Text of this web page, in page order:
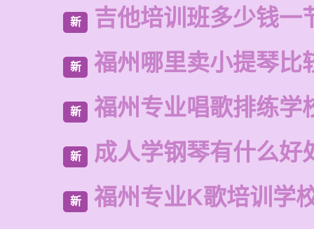
新 吉他培训班多少钱一
新 福州哪里卖小提琴比
新 福州专业唱歌排练学
新 成人学钢琴有什么好
新 福州专业K歌培训学